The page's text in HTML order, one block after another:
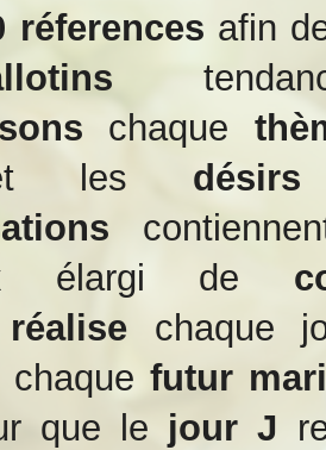
réferences afin
chaque
et les
élargi de
réalise chaque
chaquefutur
que le jour J